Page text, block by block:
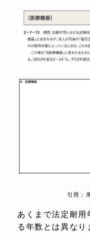
引用：
あくまで法定耐用
る年数とは異なり